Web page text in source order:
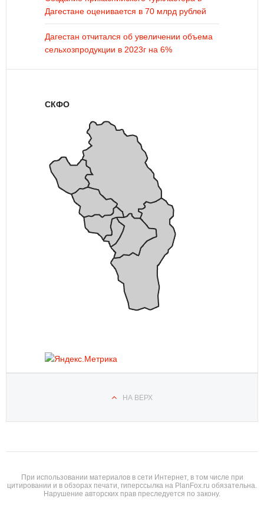
Дагестане оценивается в 70 млрд рублей
Дагестан отчитался об увеличении объема
сельхозпродукции в 2023г на 6%
СКФО
НА ВЕРХ
При использовании материалов в сети Интернет, в том числе при
цитировании и в обзорах печати, гиперссылка на PlanFox.ru обязательна.
Нарушение авторских прав преследуется по закону.